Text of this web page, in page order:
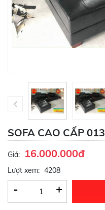
SOFA CAO CẤP 013
Giá: 16.000.000đ
Lượt xem: 4208
- +